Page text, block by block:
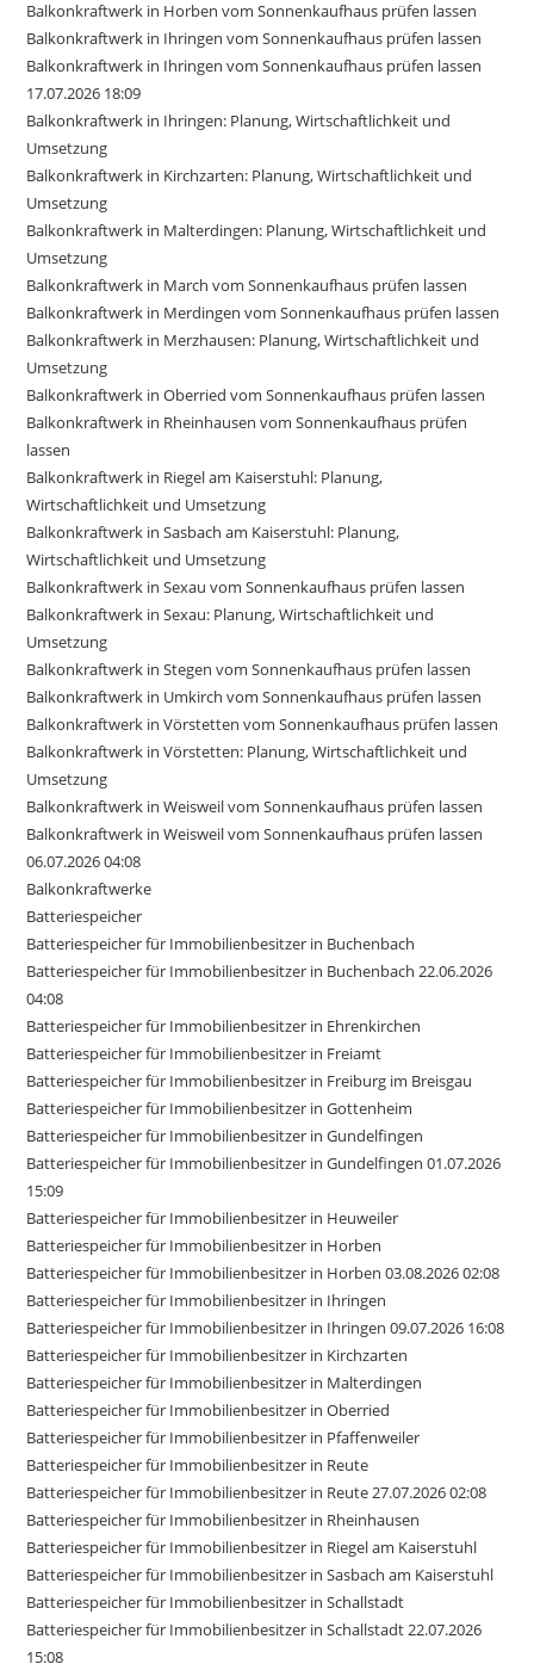
Balkonkraftwerk in Horben vom Sonnenkaufhaus prüfen lassen
Balkonkraftwerk in Ihringen vom Sonnenkaufhaus prüfen lassen
Balkonkraftwerk in Ihringen vom Sonnenkaufhaus prüfen lassen
17.07.2026 18:09
Balkonkraftwerk in Ihringen: Planung, Wirtschaftlichkeit und
Umsetzung
Balkonkraftwerk in Kirchzarten: Planung, Wirtschaftlichkeit und
Umsetzung
Balkonkraftwerk in Malterdingen: Planung, Wirtschaftlichkeit und
Umsetzung
Balkonkraftwerk in March vom Sonnenkaufhaus prüfen lassen
Balkonkraftwerk in Merdingen vom Sonnenkaufhaus prüfen lassen
Balkonkraftwerk in Merzhausen: Planung, Wirtschaftlichkeit und
Umsetzung
Balkonkraftwerk in Oberried vom Sonnenkaufhaus prüfen lassen
Balkonkraftwerk in Rheinhausen vom Sonnenkaufhaus prüfen
lassen
Balkonkraftwerk in Riegel am Kaiserstuhl: Planung,
Wirtschaftlichkeit und Umsetzung
Balkonkraftwerk in Sasbach am Kaiserstuhl: Planung,
Wirtschaftlichkeit und Umsetzung
Balkonkraftwerk in Sexau vom Sonnenkaufhaus prüfen lassen
Balkonkraftwerk in Sexau: Planung, Wirtschaftlichkeit und
Umsetzung
Balkonkraftwerk in Stegen vom Sonnenkaufhaus prüfen lassen
Balkonkraftwerk in Umkirch vom Sonnenkaufhaus prüfen lassen
Balkonkraftwerk in Vörstetten vom Sonnenkaufhaus prüfen lassen
Balkonkraftwerk in Vörstetten: Planung, Wirtschaftlichkeit und
Umsetzung
Balkonkraftwerk in Weisweil vom Sonnenkaufhaus prüfen lassen
Balkonkraftwerk in Weisweil vom Sonnenkaufhaus prüfen lassen
06.07.2026 04:08
Balkonkraftwerke
Batteriespeicher
Batteriespeicher für Immobilienbesitzer in Buchenbach
Batteriespeicher für Immobilienbesitzer in Buchenbach 22.06.2026
04:08
Batteriespeicher für Immobilienbesitzer in Ehrenkirchen
Batteriespeicher für Immobilienbesitzer in Freiamt
Batteriespeicher für Immobilienbesitzer in Freiburg im Breisgau
Batteriespeicher für Immobilienbesitzer in Gottenheim
Batteriespeicher für Immobilienbesitzer in Gundelfingen
Batteriespeicher für Immobilienbesitzer in Gundelfingen 01.07.2026
15:09
Batteriespeicher für Immobilienbesitzer in Heuweiler
Batteriespeicher für Immobilienbesitzer in Horben
Batteriespeicher für Immobilienbesitzer in Horben 03.08.2026 02:08
Batteriespeicher für Immobilienbesitzer in Ihringen
Batteriespeicher für Immobilienbesitzer in Ihringen 09.07.2026 16:08
Batteriespeicher für Immobilienbesitzer in Kirchzarten
Batteriespeicher für Immobilienbesitzer in Malterdingen
Batteriespeicher für Immobilienbesitzer in Oberried
Batteriespeicher für Immobilienbesitzer in Pfaffenweiler
Batteriespeicher für Immobilienbesitzer in Reute
Batteriespeicher für Immobilienbesitzer in Reute 27.07.2026 02:08
Batteriespeicher für Immobilienbesitzer in Rheinhausen
Batteriespeicher für Immobilienbesitzer in Riegel am Kaiserstuhl
Batteriespeicher für Immobilienbesitzer in Sasbach am Kaiserstuhl
Batteriespeicher für Immobilienbesitzer in Schallstadt
Batteriespeicher für Immobilienbesitzer in Schallstadt 22.07.2026
15:08